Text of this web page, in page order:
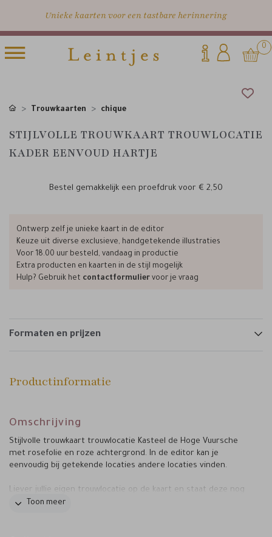
Unieke kaarten voor een tastbare herinnering
0
Trouwkaarten chique
STIJLVOLLE TROUWKAART TROUWLOCATIE
KADER EENVOUD HARTJE
Bestel gemakkelijk een proefdruk voor € 2,50
Ontwerp zelf je unieke kaart in de editor
Keuze uit diverse exclusieve, handgetekende illustraties
Voor 18.00 uur besteld, vandaag in productie
Extra producten en kaarten in de stijl mogelijk
Hulp? Gebruik het contactformulier voor je vraag
Formaten en prijzen
Productinformatie
Omschrijving
Stijlvolle trouwkaart trouwlocatie Kasteel de Hoge Vuursche
met rosefolie en roze achtergrond. In de editor kan je
eenvoudig bij getekende locaties andere locaties vinden.
Liever jullie eigen trouwlocatie op de kaart en staat deze nog
niet in de editor? Dat kan! Neem dan contact op. Ik teken met
Toon meer